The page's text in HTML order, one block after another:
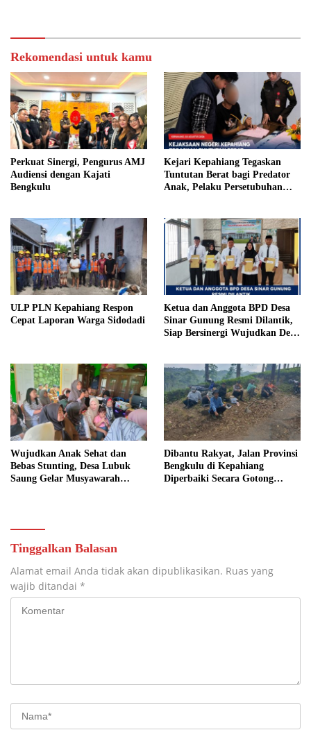
Rekomendasi untuk kamu
Perkuat Sinergi, Pengurus AMJ
Audiensi dengan Kajati
Bengkulu
Kejari Kepahiang Tegaskan
Tuntutan Berat bagi Predator
Anak, Pelaku Persetubuhan
Penjara
ULP PLN Kepahiang Respon
Cepat Laporan Warga Sidodadi
Ketua dan Anggota BPD Desa
Sinar Gunung Resmi Dilantik,
Siap Bersinergi Wujudkan Desa
Wujudkan Anak Sehat dan
Bebas Stunting, Desa Lubuk
Saung Gelar Musyawarah
Dibantu Rakyat, Jalan Provinsi
Bengkulu di Kepahiang
Diperbaiki Secara Gotong
Tinggalkan Balasan
Alamat email Anda tidak akan dipublikasikan. Ruas yang
wajib ditandai *